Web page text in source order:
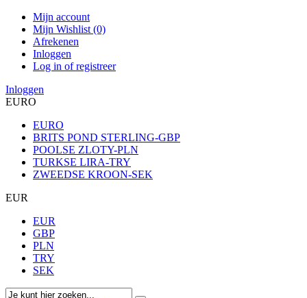
Mijn account
Mijn Wishlist (0)
Afrekenen
Inloggen
Log in of registreer
Inloggen
EURO
EURO
BRITS POND STERLING-GBP
POOLSE ZLOTY-PLN
TURKSE LIRA-TRY
ZWEEDSE KROON-SEK
EUR
EUR
GBP
PLN
TRY
SEK